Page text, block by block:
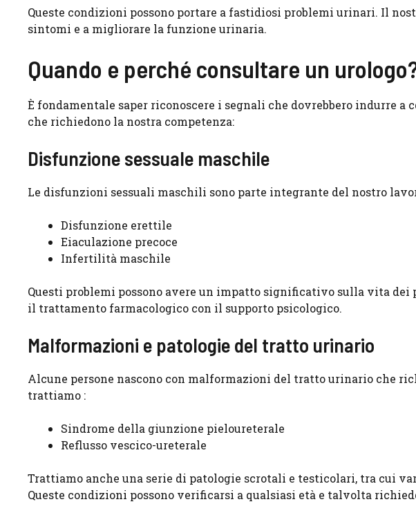
Queste condizioni possono portare a fastidiosi problemi urinari. Il
sintomi e a migliorare la funzione urinaria.
Quando e perché consultare un
È fondamentale saper riconoscere i segnali che dovrebbero indurre a
che richiedono la nostra competenza:
Disfunzione sessuale maschile
Le disfunzioni sessuali maschili sono parte integrante del nostro
Disfunzione erettile
Eiaculazione precoce
Infertilità maschile
Questi problemi possono avere un impatto significativo sulla vita dei
il trattamento farmacologico con il supporto psicologico.
Malformazioni e patologie del tratto urinario
Alcune persone nascono con malformazioni del tratto urinario che
trattiamo :
Sindrome della giunzione pieloureterale
Reflusso vescico-ureterale
Trattiamo anche una serie di patologie scrotali e testicolari, tra cui
Queste condizioni possono verificarsi a qualsiasi età e talvolta